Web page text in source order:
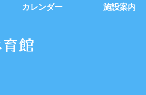
カレンダー 施設案内